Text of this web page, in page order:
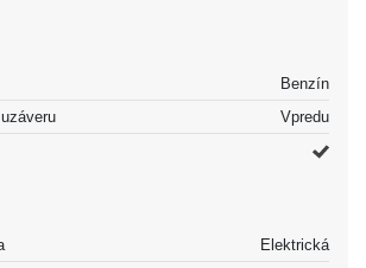
Benzín
Vpredu
Elektrická